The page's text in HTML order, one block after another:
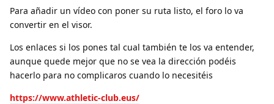
Para añadir un vídeo con poner su ruta listo, el foro lo va
convertir en el visor.
Los enlaces si los pones tal cual también te los va entender,
aunque quede mejor que no se vea la dirección podéis
hacerlo para no complicaros cuando lo necesitéis
https://www.athletic-club.eus/